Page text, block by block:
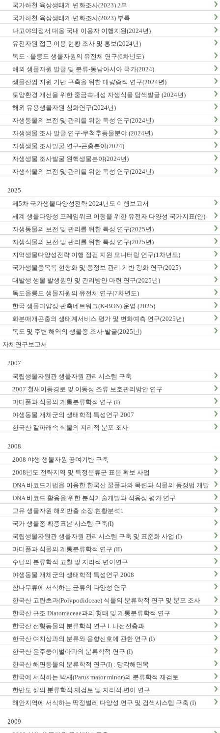
국가하천 육상생태계 변화조사(2023) 2부
국가하천 육상생태계 변화조사(2023) 부록
나고야의정서 대응 국내 이용자 이행지원(2024년)
유전자원 접근 이용 현황 조사 및 홍보(2024년)
독도 · 울릉도 생물자원의 유전체 연구(6차년도)
해외 생물자원 발굴 및 분류-동남아시아 국가(2024)
생물산업 지원 기반 구축을 위한 대량증식 연구(2024년)
토양환경 개선을 위한 중금속내성 자생식물 탐색발굴 (2024년)
해외 유용생물자원 심화연구(2024년)
자생동물의 보전 및 관리를 위한 특성 연구(2024년)
자생생물 조사 발굴 연구-무척추동물분야 (2024년)
자생생물 조사발굴 연구-곤충분야(2024)
자생생물 조사발굴 원핵생물분야(2024년)
자생식물의 보전 및 관리를 위한 특성 연구(2024년)
2025
제5차 국가생물다양성전략 2024년도 이행보고서
세계 생물다양성 프레임워크 이행을 위한 유전자 다양성 국가지표(안)
마련(1차년도)
자생동물의 보전 및 관리를 위한 특성 연구(2025년)
자생식물의 보전 및 관리를 위한 특성 연구(2025년)
지역생물다양성전략 이행 점검 지원 모니터링 연구(1차년도)
국가생물종목록 현행화 및 종정보 관리 기반 강화 연구(2025)
대발생 생물 발생원인 및 관리방안 마련 연구(2025년)
독도울릉도 생물자원의 유전체 연구(7차년도)
한국 생물다양성 관측네트워크(K-BON) 운영 (2025)
화분매개곤충의 생태계서비스 평가 및 변화예측 연구(2025년)
독도 및 주변 해역의 생물종 조사·발굴(2025년)
자체연구보고서
2007
국립생물자원관 생물자원 관리시스템 구축
2007 철새이동경로 및 이동성 조류 보호관리방안 연구
마디풀과 식물의 계통분류학적 연구 (I)
야생동물 개체군의 생태학적 특성연구 2007
한국산 갈파래속 식물의 지리적 분포 조사
2008
2008 야생 생물자원 공여기반 구축
2008년도 전략지역 및 특정분류군 표본 확보 사업
DNA 바코드기법을 이용한 한국산 꿀풀과와 목련과 식물의 동정법 개발
: I. 꿀풀과
DNA 바코드 활용을 위한 분석기술개발과 적용성 평가 연구
고유 생물자원 해외반출 소장 현황분석1
국가 생물종 확증표본 시스템 구축(I)
국립생물자원관 생물자원 관리시스템 구축 및 표준화 사업 (I)
마디풀과 식물의 계통분류학적 연구 (II)
수달의 분류학적 고찰 및 지리적 변이연구
야생동물 개체군의 생태학적 특성연구 2008
참나무류에 서식하는 균류의 다양성 연구
한국산 고란초과(Polypodidceae) 식물의 분류학적 연구 및 분포 조사
한국산 규조 Diatomaceae과의 형태 및 계통분류학적 연구
한국산 선형동물의 분류학적 연구 I. 나선선충과
한국산 여치상과의 분류와 음향신호에 관한 연구 (I)
한국산 은주둥이벌아과의 분류학적 연구 (I)
한국산 해면동물의 분류학적 연구(I) : 망각해면목
한국에 서식하는 박새(Parus major minor)의 분류학적 재검토
한반도 삵의 분류학적 재검토 및 지리적 변이 연구
해안지역에 서식하는 딱정벌레 다양성 연구 및 검색시스템 구축 (I)
2009